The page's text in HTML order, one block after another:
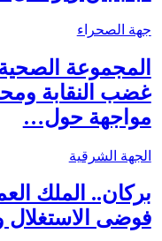
جهة الصحراء
المجموعة
غضب النقابة
مواجهة حول…
الجهة الشرقية
بركان.. الملك
فوضى الاستغلال